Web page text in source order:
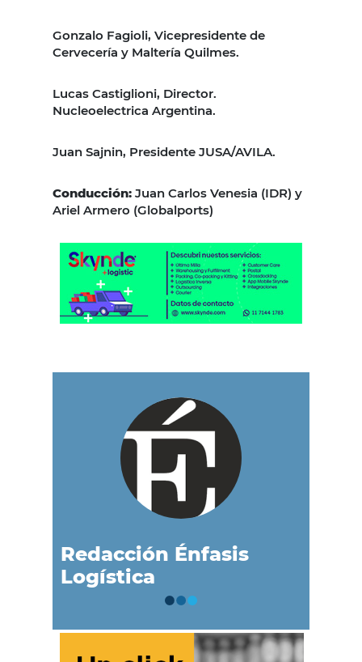
Gonzalo Fagioli, Vicepresidente de
Cervecería y Maltería Quilmes.
Lucas Castiglioni, Director.
Nucleoelectrica Argentina.
Juan Sajnin, Presidente JUSA/AVILA.
Conducción: Juan Carlos Venesia (IDR) y
Ariel Armero (Globalports)
Redacción Énfasis
Logística